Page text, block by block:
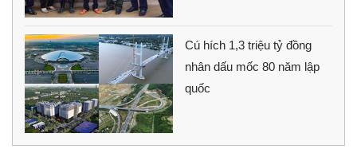
Cú hích 1,3 triệu tỷ đồng
nhân dấu mốc 80 năm lập
quốc